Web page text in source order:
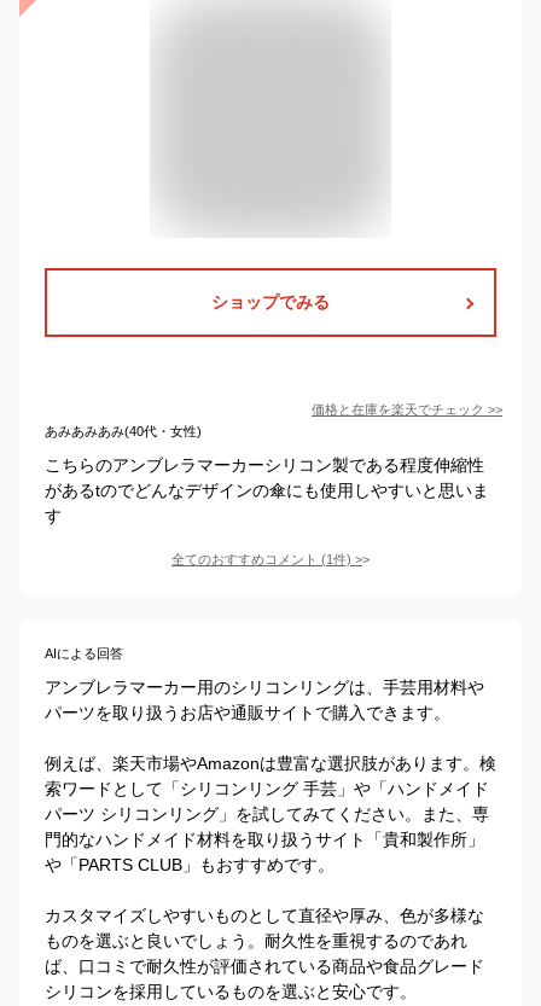
ショップでみる
価格と在庫を楽天でチェック >>
あみあみあみ(40代・女性)
こちらのアンブレラマーカーシリコン製である程度伸縮性
があるtのでどんなデザインの傘にも使用しやすいと思いま
す
全てのおすすめコメント (1件) >
AIによる回答
アンブレラマーカー用のシリコンリングは、手芸用材料や
パーツを取り扱うお店や通販サイトで購入できます。
例えば、楽天市場やAmazonは豊富な選択肢があります。検
索ワードとして「シリコンリング 手芸」や「ハンドメイド
パーツ シリコンリング」を試してみてください。また、専
門的なハンドメイド材料を取り扱うサイト「貴和製作所」
や「PARTS CLUB」もおすすめです。
カスタマイズしやすいものとして直径や厚み、色が多様な
ものを選ぶと良いでしょう。耐久性を重視するのであれ
ば、口コミで耐久性が評価されている商品や食品グレード
シリコンを採用しているものを選ぶと安心です。